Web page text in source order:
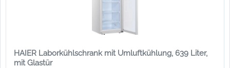
HAIER Laborkühlschrank mit Umluftkühlung, 639 Liter,
mit Glastür